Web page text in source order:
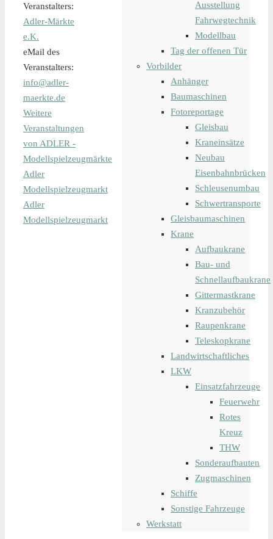
Veranstalters:
Adler-Märkte
e.K.
eMail des
Veranstalters:
info@adler-
maerkte.de
Weitere
Veranstaltungen
von ADLER -
Modellspielzeugmärkte
Adler
Modellspielzeugmarkt
Adler
Modellspielzeugmarkt
Ausstellung
Fahrwegtechnik
Modellbau
Tag der offenen Tür
Vorbilder
Anhänger
Baumaschinen
Fotoreportage
Gleisbau
Kraneinsätze
Neubau
Eisenbahnbrücken
Schleusenumbau
Schwertransporte
Gleisbaumaschinen
Krane
Aufbaukrane
Bau- und
Schnellaufbaukrane
Gittermastkrane
Kranzubehör
Raupenkrane
Teleskopkrane
Landwirtschaftliches
LKW
Einsatzfahrzeuge
Feuerwehr
Rotes
Kreuz
THW
Sonderaufbauten
Zugmaschinen
Schiffe
Sonstige Fahrzeuge
Werkstatt